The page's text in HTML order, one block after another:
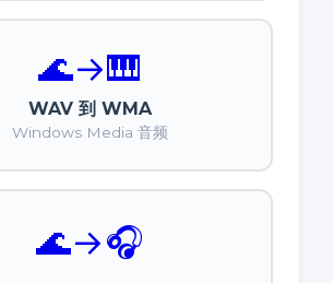
🌊→🎹
WAV 到 WMA
Windows Media 音频
🌊→🎧